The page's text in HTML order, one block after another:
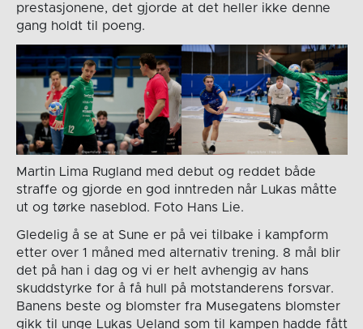
prestasjonene, det gjorde at det heller ikke denne
gang holdt til poeng.
Martin Lima Rugland med debut og reddet både
straffe og gjorde en god inntreden når Lukas måtte
ut og tørke naseblod. Foto Hans Lie.
Gledelig å se at Sune er på vei tilbake i kampform
etter over 1 måned med alternativ trening. 8 mål blir
det på han i dag og vi er helt avhengig av hans
skuddstyrke for å få hull på motstanderens forsvar.
Banens beste og blomster fra Musegatens blomster
gikk til unge Lukas Ueland som til kampen hadde fått